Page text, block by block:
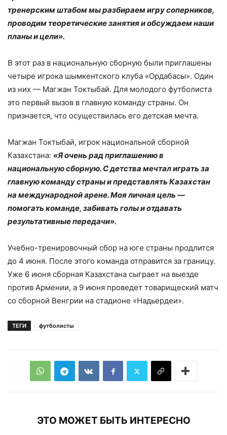
тренерским штабом мы разбираем игру соперников,
проводим теоретические занятия и обсуждаем наши
планы и цели».
В этот раз в национальную сборную были приглашены
четыре игрока шымкентского клуба «Ордабасы». Один
из них — Магжан Токтыбай. Для молодого футболиста
это первый вызов в главную команду страны. Он
признается, что осуществилась его детская мечта.
Магжан Токтыбай, игрок национальной сборной
Казахстана: «Я очень рад приглашению в
национальную сборную. С детства мечтал играть за
главную команду страны и представлять Казахстан
на международной арене. Моя личная цель —
помогать команде, забивать голы и отдавать
результативные передачи».
Учебно-тренировочный сбор на юге страны продлится
до 4 июня. После этого команда отправится за границу.
Уже 6 июня сборная Казахстана сыграет на выезде
против Армении, а 9 июня проведет товарищеский матч
со сборной Венгрии на стадионе «Надьердеи».
ТЕГИ футболисты
ЭТО МОЖЕТ БЫТЬ ИНТЕРЕСНО